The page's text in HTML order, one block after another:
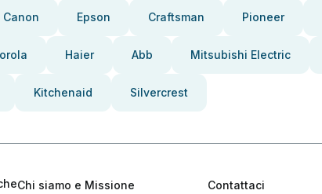
Canon Epson Craftsman Pioneer
Haier Abb Mitsubishi Electric
Kitchenaid Silvercrest
Chi siamo e Missione
Contattaci